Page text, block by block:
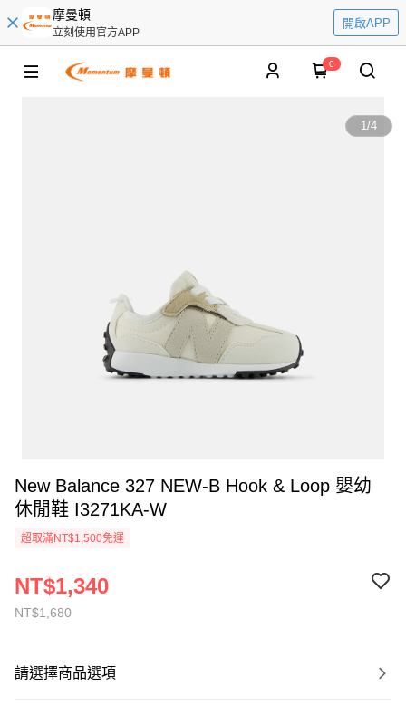
摩曼頓
立刻使用官方APP
開啟APP
0
1/4
New Balance 327 NEW-B Hook & Loop 嬰幼
休閒鞋 I3271KA-W
超取滿NT$1,500免運
NT$1,680
NT$1,340
請選擇商品選項